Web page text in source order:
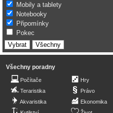
Mobily a tablety
Notebooky
Připomínky
Pokec
Všechny poradny
Počítače
Teraristika
Akvaristika
Hry
Právo
Ekonomika